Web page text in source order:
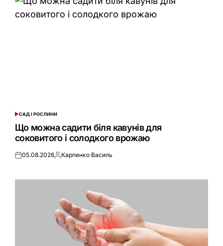
ОПУБЛІКУВАТИ
У
САД І РОСЛИНИ
Що можна садити біля кавунів для
соковитого і солодкого врожаю
Оприлюднено
05.08.2026Опубліковано
Карпенко Василь